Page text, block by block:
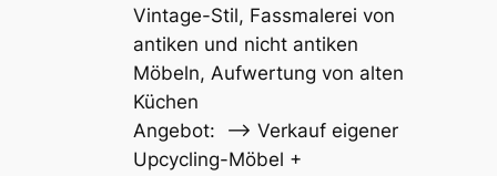
Vintage-Stil, Fassmalerei von
antiken und nicht antiken
Möbeln, Aufwertung von alten
Küchen
Angebot: –> Verkauf eigener
Upcycling-Möbel +